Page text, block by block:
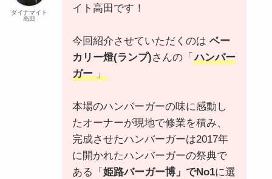
ダイナマイト
高田
イト高田です！
今回紹介させていただくのは ベー
カリー燈(ランプ)さんの「 ハンバー
ガー」
本場のハンバーガーの味に感動し
たオーナーが現地で修業を積み、
完成させたハンバーガーは2017年
に開かれたハンバーガーの祭典で
ある「 姫路バーガー博」でNo1に選